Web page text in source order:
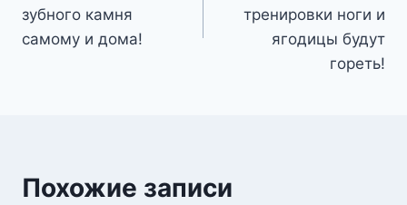
записям
зубного камня
самому и дома!
тренировки ноги и
ягодицы будут
гореть!
Похожие записи